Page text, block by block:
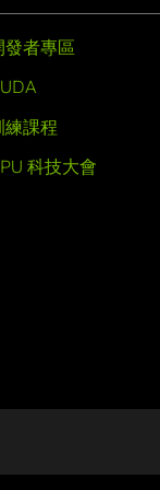
發者專區
練課程
科技大會